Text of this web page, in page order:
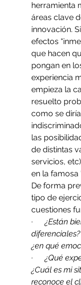
herramienta
áreas clave
innovación.
efectos
que hacen
pongan en
experiencia
empieza la
resuelto
como se
las
de distintas
servicios,
en la famosa
De forma
tipo de
cuestiones
·
¿Están
¿en qué
·      ¿Qué
¿Cuál es mi
reconoce el